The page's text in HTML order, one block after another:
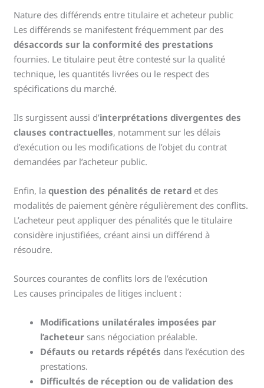
Nature des différends entre titulaire et acheteur public
Les différends se manifestent fréquemment par des
désaccords sur la conformité des prestations
fournies. Le titulaire peut être contesté sur la qualité
technique, les quantités livrées ou le respect des
spécifications du marché.
Ils surgissent aussi d’interprétations divergentes des
clauses contractuelles, notamment sur les délais
d’exécution ou les modifications de l’objet du contrat
demandées par l’acheteur public.
Enfin, laquestion des pénalités de retard et des
modalités de paiement génère régulièrement des conflits.
L’acheteur peut appliquer des pénalités que le titulaire
considère injustifiées, créant ainsi un différend à
résoudre.
Sources courantes de conflits lors de l’exécution
Les causes principales de litiges incluent :
Modifications unilatérales imposées par
l’acheteur sans négociation préalable.
Défauts ou retards répétés dans l’exécution des
prestations.
Difficultés de réception ou de validation des